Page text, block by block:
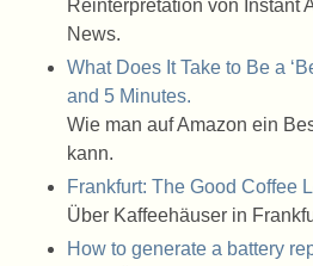
Reinterpretation von Instant
News.
What Does It Take to Be a
and 5 Minutes.
Wie man auf Amazon ein
kann.
Frankfurt: The Good Coffee
Über Kaffeehäuser in
How to generate a battery